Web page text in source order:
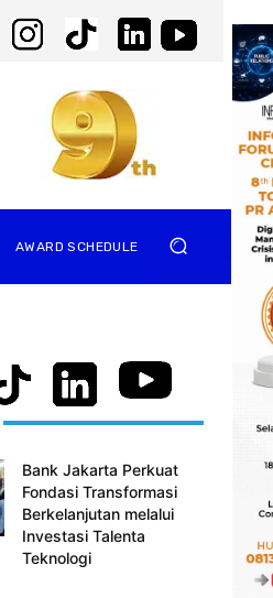
AWARD SCHEDULE
Bank Jakarta Perkuat
Fondasi Transformasi
Berkelanjutan melalui
Investasi Talenta
Teknologi